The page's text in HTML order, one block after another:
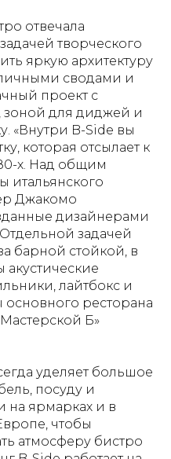
отвечала
творческого
яркую архитектуру
сводами и
проект с
зоной для диджей и
«Внутри B-Side вы
которая отсылает к
х. Над общим
итальянского
Джакомо
дизайнерами
задачей
барной стойкой, в
лайтбокс и
ресторана
Б»
уделяет большое
посуду и
на ярмарках и в
чтобы
атмосферу бистро